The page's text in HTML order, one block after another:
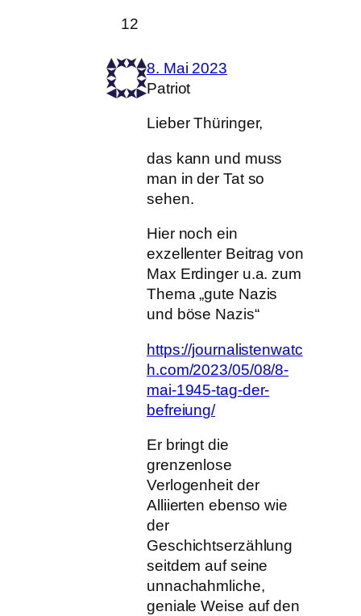
12
8. Mai 2023
Patriot
Lieber Thüringer,
das kann und muss
man in der Tat so
sehen.
Hier noch ein
exzellenter Beitrag von
Max Erdinger u.a. zum
Thema „gute Nazis
und böse Nazis“
https://journalistenwatc
h.com/2023/05/08/8-
mai-1945-tag-der-
befreiung/
Er bringt die
grenzenlose
Verlogenheit der
Alliierten ebenso wie
der
Geschichtserzählung
seitdem auf seine
unnachahmliche,
geniale Weise auf den